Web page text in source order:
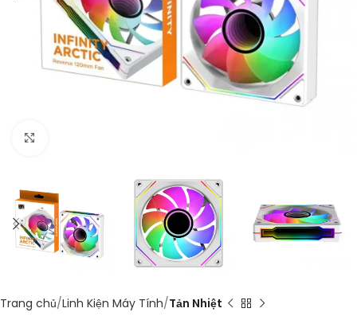
Trang chủ Linh Kiện Máy Tính Tản Nhiệt